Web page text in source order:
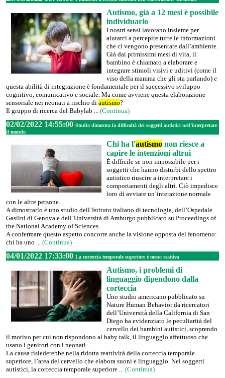
Autismo, già a 12 mesi è possibile
individuarlo
I nostri sensi lavorano insieme per
aiutarci a percepire tutte le informazioni
che ci vengono presentate dall’ambiente.
Già dai primissimi mesi di vita, il
bambino è chiamato a elaborare e
integrare stimoli visivi e uditivi (come il
viso della mamma che gli sta parlando) e
questa abilità di integrazione è fondamentale per il successivo sviluppo
cognitivo, comunicativo e sociale. Ma come avviene questa elaborazione
sensoriale nei neonati a rischio di autismo?
Il gruppo di ricerca del Babylab ... (Continua)
02/02/2022 14:55:00 Studio dimostra la difficoltà dei soggetti autistici nell’interpretare
il mondo
Chi ha l'autismo non riesce a
capire le intenzioni altrui
È difficile se non impossibile per i
soggetti che hanno disturbi dello spettro
autistico riuscire a interpretare i
comportamenti degli altri. Ciò impedisce
loro di avviare un’interazione normale
con le altre persone.
A dimostrarlo è uno studio dell’Istituto italiano di tecnologia, dell’Ospedale
Gaslini di Genova e dell’Università di Amburgo pubblicato su Proceedings of
the National Academy of Sciences.
A confermare questo aspetto concorre anche la visione opposta del fenomeno:
chi ha uno ... (Continua)
04/01/2022 17:33:00 La corteccia temporale superiore è meno reattiva
Autismo, i problemi di
linguaggio dipendono dalla
corteccia
Uno studio americano pubblicato su
Nature Human Behavior da ricercatori
dell’Università della California di San
Diego ha evidenziato le peculiarità del
cervello dei bambini autistici, scoprendo
il motivo per cui non rispondono al baby talk, il linguaggio affettuoso che
usano i genitori con i neonati.
La causa risiederebbe nella ridotta reattività della corteccia temporale
superiore, l’area del cervello che elabora suoni e linguaggio. Nei soggetti
autistici, la corteccia temporale superiore ... (Continua)